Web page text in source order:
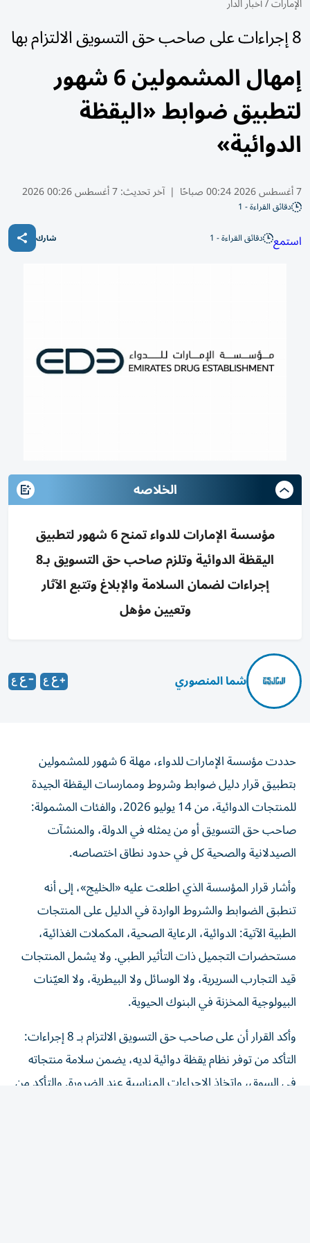
8 إجراءات على صاحب حق التسويق الالتزام بها
إمهال المشمولين 6 شهور
لتطبيق ضوابط «اليقظة
الدوائية»
7 أغسطس 2026 00:24 صباحًا | آخر تحديث:7 أغسطس 00:26 2026
دقائق القراءة - 1
استمع دقائق القراءة - 1 شارك
الخلاصه
مؤسسة الإمارات للدواء تمنح 6 شهور لتطبيق
اليقظة الدوائية وتلزم صاحب حق التسويق بـ8
إجراءات لضمان السلامة والإبلاغ وتتبع الآثار
وتعيين مؤهل
شما المنصوري
حددت مؤسسة الإمارات للدواء، مهلة 6 شهور للمشمولين
بتطبيق قرار دليل ضوابط وشروط وممارسات اليقظة الجيدة
للمنتجات الدوائية، من 14 يوليو 2026، والفئات المشمولة:
صاحب حق التسويق أو من يمثله في الدولة، والمنشآت
الصيدلانية والصحية كل في حدود نطاق اختصاصه.
وأشار قرار المؤسسة الذي اطلعت عليه «الخليج»، إلى أنه
تنطبق الضوابط والشروط الواردة في الدليل على المنتجات
الطبية الآتية: الدوائية، الرعاية الصحية، المكملات الغذائية،
مستحضرات التجميل ذات التأثير الطبي. ولا يشمل المنتجات
قيد التجارب السريرية، ولا الوسائل ولا البيطرية، ولا العيّنات
البيولوجية المخزنة في البنوك الحيوية.
وأكد القرار أن على صاحب حق التسويق الالتزام بـ 8 إجراءات:
التأكد من توفر نظام يقظة دوائية لديه، يضمن سلامة منتجاته
في السوق، واتخاذ الإجراءات المناسبة عند الضرورة. والتأكد من